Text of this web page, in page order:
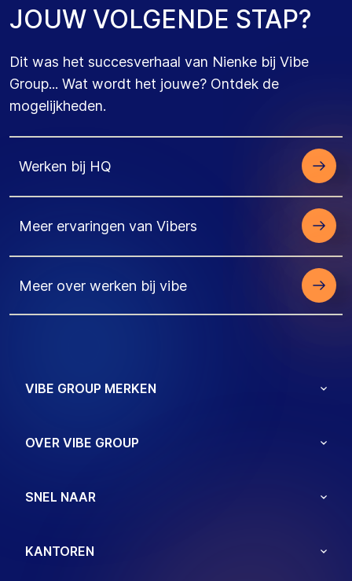
JOUW VOLGENDE STAP?
Dit was het succesverhaal van Nienke bij Vibe
Group... Wat wordt het jouwe? Ontdek de
mogelijkheden.
Werken bij HQ
Meer ervaringen van Vibers
Meer over werken bij vibe
VIBE GROUP MERKEN
OVER VIBE GROUP
SNEL NAAR
KANTOREN